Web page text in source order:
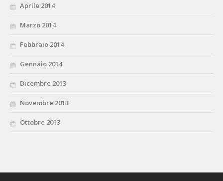
Aprile 2014
Marzo 2014
Febbraio 2014
Gennaio 2014
Dicembre 2013
Novembre 2013
Ottobre 2013